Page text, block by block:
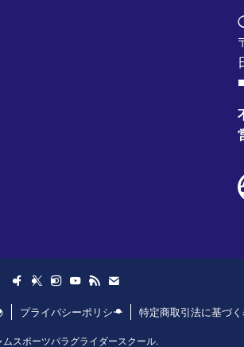
プライバシーポリシー 特定商取引法に基づ
スポーツパラグライダースクール.